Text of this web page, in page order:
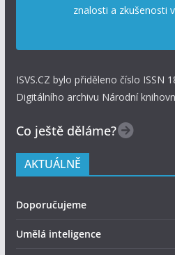
znalosti a zkušenosti
ISVS.CZ bylo přiděleno číslo ISSN
Digitálního archivu Národní
Co ještě děláme?
AKTUÁLNĚ
Doporučujeme
Umělá inteligence